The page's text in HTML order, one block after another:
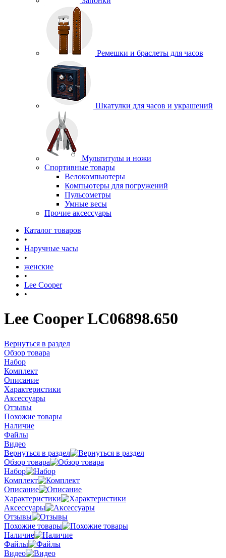
Ремешки и браслеты для часов
Шкатулки для часов и украшений
Мультитулы и ножи
Спортивные товары
Велокомпьютеры
Компьютеры для погружений
Пульсометры
Умные весы
Прочие аксессуары
Каталог товаров
•
Наручные часы
•
женские
•
Lee Cooper
•
Lee Cooper LC06898.650
Вернуться в раздел
Обзор товара
Набор
Комплект
Описание
Характеристики
Аксессуары
Отзывы
Похожие товары
Наличие
Файлы
Видео
Вернуться в раздел
Обзор товара
Набор
Комплект
Описание
Характеристики
Аксессуары
Отзывы
Похожие товары
Наличие
Файлы
Видео